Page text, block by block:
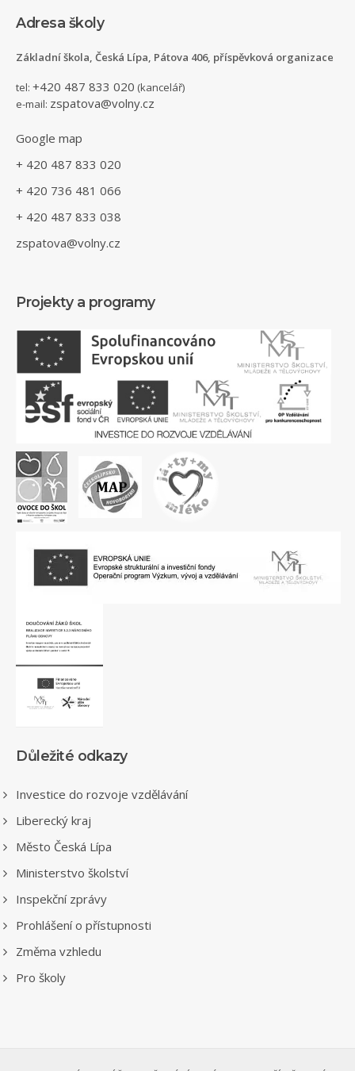
Adresa školy
Základní škola, Česká Lípa, Pátova 406, příspěvková organizace
tel: +420 487 833 020 (kancelář)
e-mail: zspatova@volny.cz
Google map
+ 420 487 833 020
+ 420 736 481 066
+ 420 487 833 038
zspatova@volny.cz
Projekty a programy
Důležité odkazy
Investice do rozvoje vzdělávání
Liberecký kraj
Město Česká Lípa
Ministerstvo školství
Inspekční zprávy
Prohlášení o přístupnosti
Změma vzhledu
Pro školy